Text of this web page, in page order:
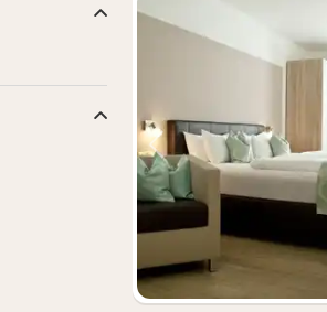
Vorheriges Bild